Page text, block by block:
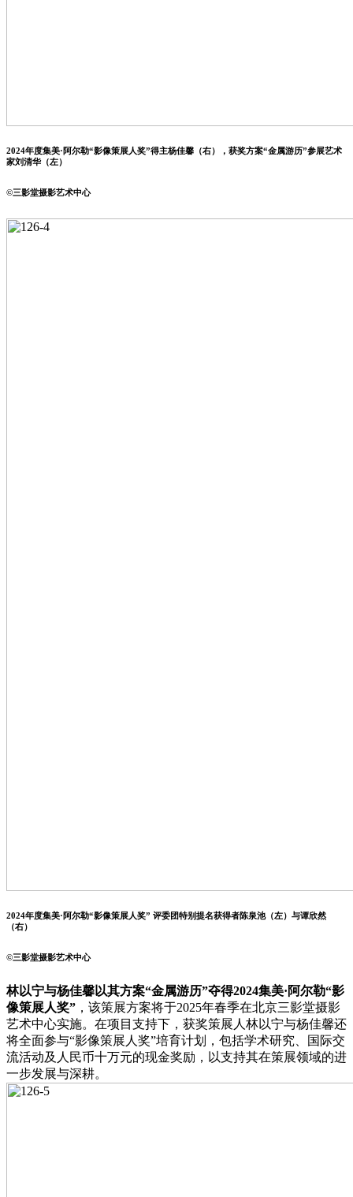
2024年度集美·阿尔勒“影像策展人奖”得主杨佳馨（右），获奖方案“金属游历”参展艺术
家刘清华（左）
©️三影堂摄影艺术中心
2024年度集美·阿尔勒“影像策展人奖” 评委团特别提名获得者陈泉池（左）与谭欣然
（右）
©️三影堂摄影艺术中心
林以宁与杨佳馨以其方案“金属游历”夺得2024集美·阿尔勒“影
像策展人奖” ，该策展方案将于2025年春季在北京三影堂摄影
艺术中心实施。在项目支持下，获奖策展人林以宁与杨佳馨还
将全面参与“影像策展人奖”培育计划，包括学术研究、国际交
流活动及人民币十万元的现金奖励，以支持其在策展领域的进
一步发展与深耕。